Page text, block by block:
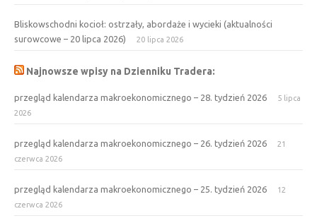
Bliskowschodni kocioł: ostrzały, abordaże i wycieki (aktualności
surowcowe – 20 lipca 2026)
20 lipca 2026
Najnowsze wpisy na Dzienniku Tradera:
przegląd kalendarza makroekonomicznego – 28. tydzień 2026
5 lipca
2026
przegląd kalendarza makroekonomicznego – 26. tydzień 2026
21
czerwca 2026
przegląd kalendarza makroekonomicznego – 25. tydzień 2026
12
czerwca 2026